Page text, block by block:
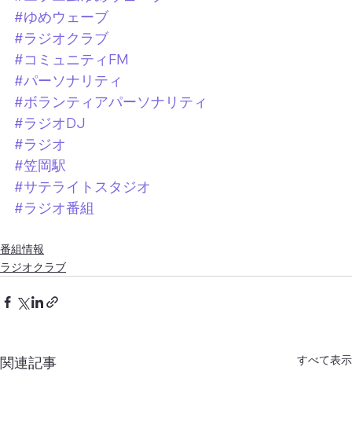
#ゆめウェーブ
#ラジオクラブ
#コミュニティFM
#パーソナリティ
#ボランティアパーソナリティ
#ラジオDJ
#ラジオ
#笠岡駅
#サテライトスタジオ
#ラジオ番組
番組情報
ラジオクラブ
関連記事 すべて表示